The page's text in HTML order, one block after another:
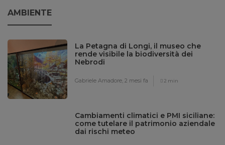
AMBIENTE
La Petagna di Longi, il museo che
rende visibile la biodiversità dei
Nebrodi
Gabriele Amadore,2 mesi fa 2 min
Cambiamenti climatici e PMI siciliane:
come tutelare il patrimonio aziendale
dai rischi meteo